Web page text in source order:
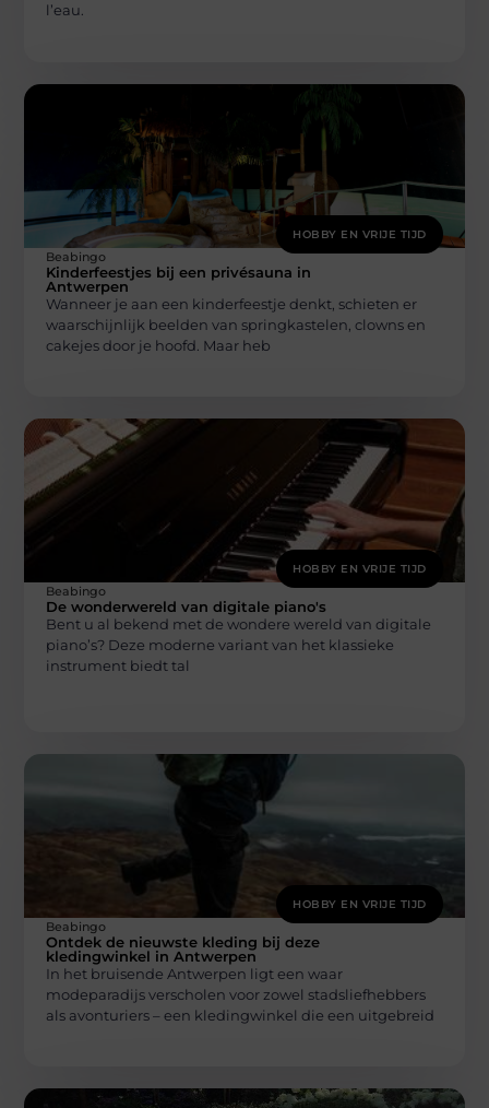
l’eau.
HOBBY EN VRIJE TIJD
Beabingo
Kinderfeestjes bij een privésauna in
Antwerpen
Wanneer je aan een kinderfeestje denkt, schieten er
waarschijnlijk beelden van springkastelen, clowns en
cakejes door je hoofd. Maar heb
HOBBY EN VRIJE TIJD
Beabingo
De wonderwereld van digitale piano's
Bent u al bekend met de wondere wereld van digitale
piano’s? Deze moderne variant van het klassieke
instrument biedt tal
HOBBY EN VRIJE TIJD
Beabingo
Ontdek de nieuwste kleding bij deze
kledingwinkel in Antwerpen
In het bruisende Antwerpen ligt een waar
modeparadijs verscholen voor zowel stadsliefhebbers
als avonturiers – een kledingwinkel die een uitgebreid